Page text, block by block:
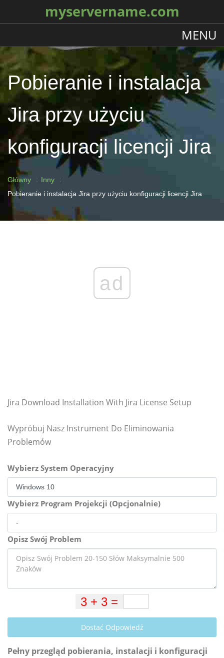
myservername.com
MENU
Pobieranie i instalacja
Jira przy użyciu
konfiguracji licencji Jira
Główny
Inny
Pobieranie i instalacja Jira przy użyciu konfiguracji licencji Jira
ad
Jira Download Installation With Jira License Setup
Wypróbuj Nasz Instrument Do Eliminowania
Problemów
Wybierz System Operacyjny
Wybierz Program Projekcji (Opcjonalnie)
Opisz Swój Problem
Dostać Odpowiedź
Pełny przegląd pobierania, instalacji i konfiguracji